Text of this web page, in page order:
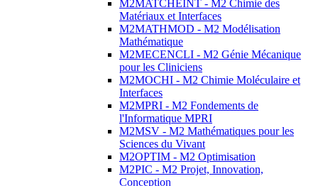
M2MATCHEINT - M2 Chimie des
Matériaux et Interfaces
M2MATHMOD - M2 Modélisation
Mathématique
M2MECENCLI - M2 Génie Mécanique
pour les Cliniciens
M2MOCHI - M2 Chimie Moléculaire et
Interfaces
M2MPRI - M2 Fondements de
l'Informatique MPRI
M2MSV - M2 Mathématiques pour les
Sciences du Vivant
M2OPTIM - M2 Optimisation
M2PIC - M2 Projet, Innovation,
Conception